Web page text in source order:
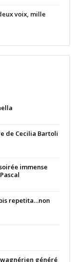
voix, mille
de Cecilia Bartoli
immense
repetita…non
généré